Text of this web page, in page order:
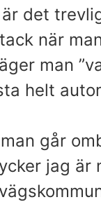
det
när
man
helt
går
jag är